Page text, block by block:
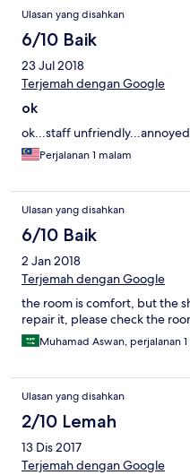
Ulasan yang disahkan
6/10 Baik
23 Jul 2018
Terjemah dengan Google
ok
ok...staff
Perjalanan 1 malam
Ulasan yang disahkan
6/10 Baik
2 Jan 2018
Terjemah dengan Google
the room is comfort, but the
repair it, please check the
Muhamad Aswan, perjalanan
Ulasan yang disahkan
2/10 Lemah
13 Dis 2017
Terjemah dengan Google